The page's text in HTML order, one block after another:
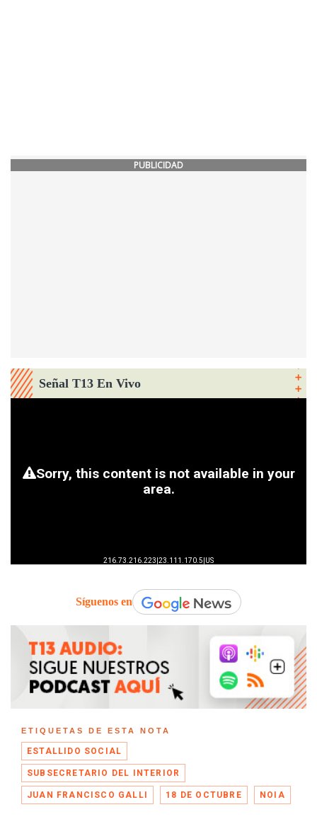
PUBLICIDAD
Señal T13 En Vivo
Síguenos en
ETIQUETAS DE ESTA NOTA
ESTALLIDO SOCIAL
SUBSECRETARIO DEL INTERIOR
JUAN FRANCISCO GALLI 18 DE OCTUBRE NOIA